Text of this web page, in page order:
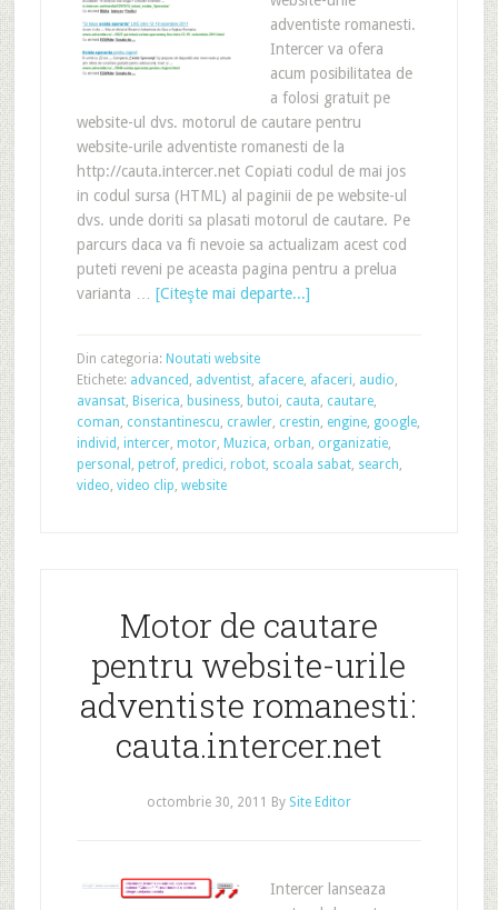
adventiste romanesti.
Intercer va ofera
acum posibilitatea de
a folosi gratuit pe
website-ul dvs. motorul de cautare pentru
website-urile adventiste romanesti de la
http://cauta.intercer.net Copiati codul de mai jos
in codul sursa (HTML) al paginii de pe website-ul
dvs. unde doriti sa plasati motorul de cautare. Pe
parcurs daca va fi nevoie sa actualizam acest cod
puteti reveni pe aceasta pagina pentru a prelua
varianta … [Citeşte mai departe...]
Din categoria: Noutati website
Etichete: advanced , adventist, afacere, afaceri, audio,
avansat, Biserica, business, butoi, cauta, cautare,
coman, constantinescu, crawler, crestin, engine, google,
individ , intercer, motor, Muzica, orban, organizatie,
personal , petrof, predici, robot, scoala sabat, search,
video, video clip, website
Motor de cautare
pentru website-urile
adventiste romanesti:
cauta.intercer.net
octombrie 30, 2011 By Site Editor
Intercer lanseaza